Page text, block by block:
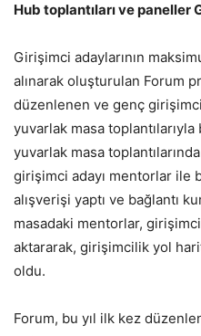
Hub toplantıları ve paneller
Girişimci adaylarının
alınarak oluşturulan Forum
düzenlenen ve genç
yuvarlak masa
yuvarlak masa
girişimci adayı mentorlar ile
alışverişi yaptı ve bağlantı
masadaki mentorlar,
aktararak, girişimcilik yol
oldu.
Forum, bu yıl ilk kez